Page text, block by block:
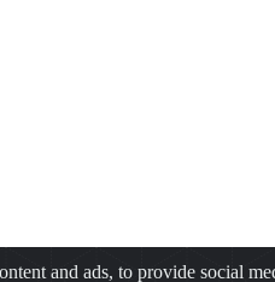
and ads, to provide social